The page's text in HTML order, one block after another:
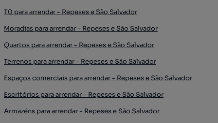
T0 para arrendar - Repeses e São Salvador
Moradias para arrendar - Repeses e São Salvador
Quartos para arrendar - Repeses e São Salvador
Terrenos para arrendar - Repeses e São Salvador
Espaços comerciais para arrendar - Repeses e São Salvador
Escritórios para arrendar - Repeses e São Salvador
Armazéns para arrendar - Repeses e São Salvador